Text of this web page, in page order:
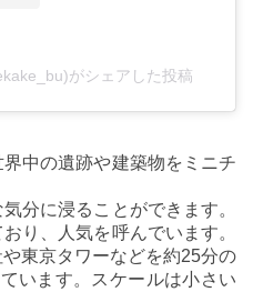
がシェアした投稿
中の遺跡や建築物をミニチ
分に浸ることができます。
り、人気を呼んでいます。
東京タワーなどを約25分の
います。スケールは小さい